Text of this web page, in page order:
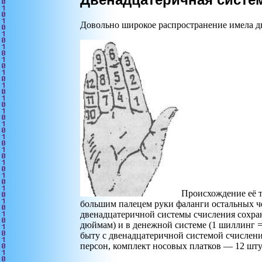
Довольно широкое распространение имела
Происхождение её
большим палецем руки фаланги остальных
двенадцатеричной системы счисления
дюймам) и в денежной системе (1 шиллинг
быту с двенадцатеричной системой
персон, комплект носовых платков — 12